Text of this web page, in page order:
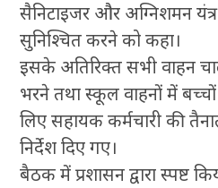
सैनिटाइजर और अग्निशमन यंत्र
सुनिश्चित करने को कहा।
इसके अतिरिक्त सभी वाहन
भरने तथा स्कूल वाहनों में
लिए सहायक कर्मचारी की
निर्देश दिए गए।
बैठक में प्रशासन द्वारा स्पष्ट